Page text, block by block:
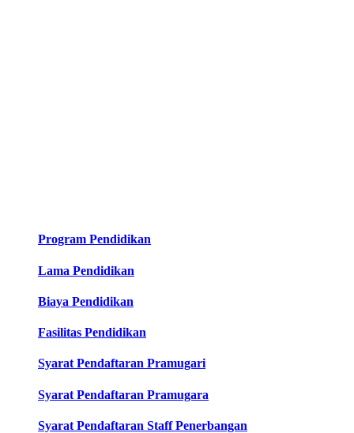
Program Pendidikan
Lama Pendidikan
Biaya Pendidikan
Fasilitas Pendidikan
Syarat Pendaftaran Pramugari
Syarat Pendaftaran Pramugara
Syarat Pendaftaran Staff Penerbangan